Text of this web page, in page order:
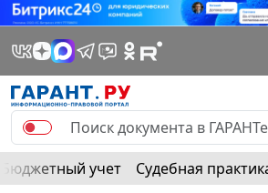
Бюджетный учет Судебная